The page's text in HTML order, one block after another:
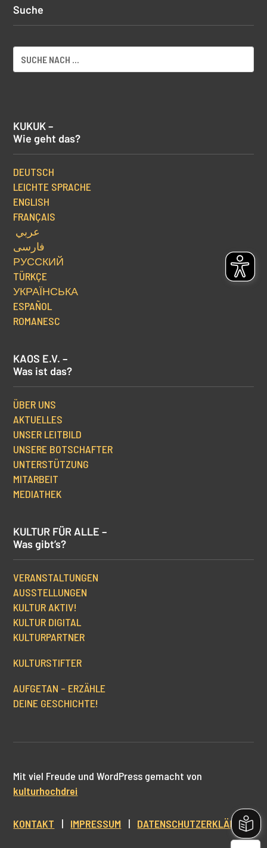
Suche
KUKUK –
Wie geht das?
DEUTSCH
LEICHTE SPRACHE
ENGLISH
FRANÇAIS
عربي
فارسی
РУССКИЙ
TÜRKÇE
УКРАЇНСЬКА
ESPAÑOL
ROMANESC
KAOS E.V. –
Was ist das?
ÜBER UNS
AKTUELLES
UNSER LEITBILD
UNSERE BOTSCHAFTER
UNTERSTÜTZUNG
MITARBEIT
MEDIATHEK
KULTUR FÜR ALLE –
Was gibt’s?
VERANSTALTUNGEN
AUSSTELLUNGEN
KULTUR AKTIV!
KULTUR DIGITAL
KULTURPARTNER
KULTURSTIFTER
AUFGETAN – ERZÄHLE
DEINE GESCHICHTE!
Mit viel Freude und WordPress gemacht von
kulturhochdrei
KONTAKT | IMPRESSUM | DATENSCHUTZERKLÄRUNG